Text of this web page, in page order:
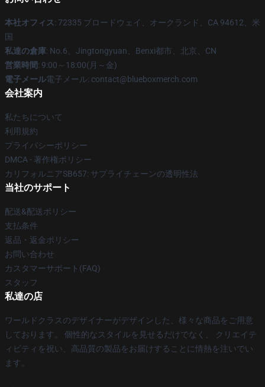
本社オフィス: 72335 ブロードウェイ、オークランド、CA 94612、米
国
私達の倉庫: No.6、Jingtongyuan、Benxi都市、北京、CN
営業時間: 9:00～18:00(月～金)
電子メール電子メール: contact@blueboxmerch.com
会社案内
私たちについて
利用規約
プライバシーポリシー
DMCA - 著作権ポリシー
カリフォルニアSB657: サプライチェーンの透明性法
当社のサポート
配送&配送ポリシー
支払条件
返品・返金ポリシー
お問い合わせ
カスタマーサポート(FAQ)
スタッフ
私達の店
ワールドクラスのデザイナーがデザインした、様々な商品をご用意
しております。 個性的なスタイルを見せるだけでなく、 クリエイテ
ィビティを祝い、高品質の製品をお届けすることに情熱を注いでい
ます。